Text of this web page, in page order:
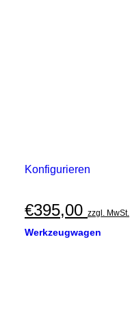
Konfigurieren
€395,00 zzgl. MwSt.
Werkzeugwagen